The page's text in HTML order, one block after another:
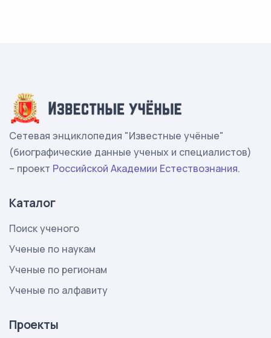
Сетевая энциклопедия "Известные учёные"
(биографические данные ученых и специалистов)
– проект Российской Академии Естествознания.
Каталог
Поиск ученого
Ученые по наукам
Ученые по регионам
Ученые по алфавиту
Проекты